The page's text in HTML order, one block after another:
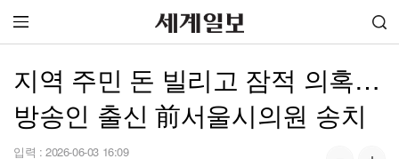
지역 주민 돈 빌리고 잠적 의혹…
방송인 출신 前서울시의원 송치
입력 : 2026-06-03 16:09